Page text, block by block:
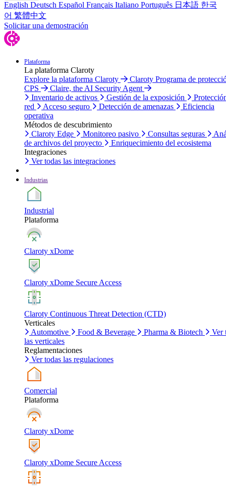
English Deutsch Español Français Italiano Português 日本語 한국
어 繁體中文
Solicitar una demostración
Plataforma
La plataforma Claroty
Explore la plataforma Claroty
Claroty Programa de
CPS
Claire, the AI Security Agent
Inventario de activos
Gestión de la exposición
red
Acceso seguro Detección de amenazas
Eficiencia
operativa
Métodos de descubrimiento
Claroty Edge
Monitoreo pasivo Consultas seguras
de archivos del proyecto
Enriquecimiento del ecosistema
Integraciones
Ver todas las integraciones
Industrias
Industrial
Plataforma
Claroty xDome
Claroty xDome Secure Access
Claroty Continuous Threat Detection (CTD)
Verticales
Automotive
Food & Beverage Pharma & Biotech
Ver
las verticales
Reglamentaciones
Ver todas las regulaciones
Comercial
Plataforma
Claroty xDome
Claroty xDome Secure Access